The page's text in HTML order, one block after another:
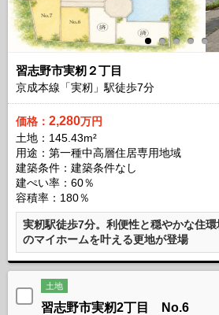
習志野市実籾２丁目
京成本線「実籾」駅徒歩7分
価格： 2,280万円
土地：145.43m²
用途：第一種中高層住居専用地域
建築条件： 建築条件なし
建ぺい率：60％
容積率：180％
実籾駅徒歩7分。利便性と穏やかな住
のマイホームを叶える更地が登場
土地
習志野市実籾2丁目 No.6